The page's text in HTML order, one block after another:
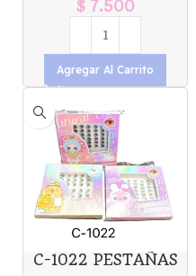
*6
$7.500
Agregar Al Carrito
C-1022 PESTAÑAS